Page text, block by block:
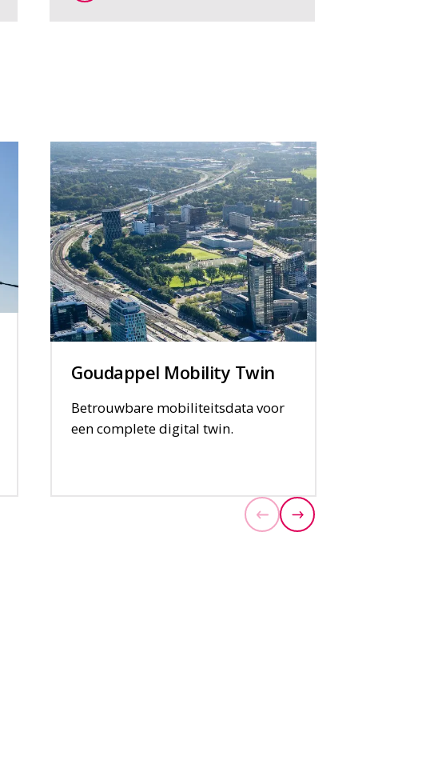
Goudappel Mobility Twin
Betrouwbare mobiliteitsdata voor
een complete digital twin.
VorigeVolgende